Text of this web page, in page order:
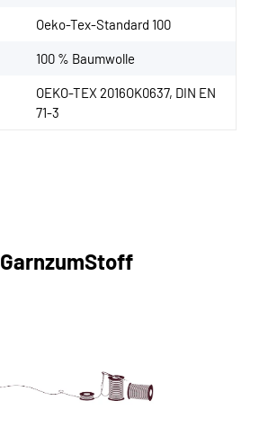
Oeko-Tex-Standard 100
100 % Baumwolle
OEKO-TEX 2016OK0637, DIN EN
71-3
GarnzumStoff